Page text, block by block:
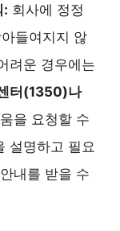
: 회사에 정정
들여지지 않
려운 경우에는
터(1350)나
을 요청할 수
설명하고 필요
내를 받을 수